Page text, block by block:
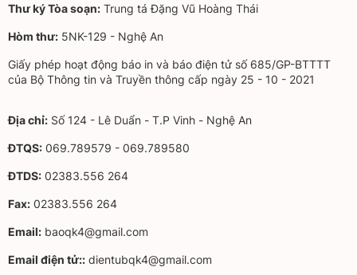
Thư ký Tòa soạn: Trung tá Đặng Vũ Hoàng Thái
Hòm thư: 5NK-129 - Nghệ An
Giấy phép hoạt động báo in và báo điện tử số 685/GP-BTTTT
của Bộ Thông tin và Truyền thông cấp ngày 25 - 10 - 2021
Địa chỉ: Số 124 - Lê Duẩn - T.P Vinh - Nghệ An
ĐTQS: 069.789579 - 069.789580
ĐTDS: 02383.556 264
Fax: 02383.556 264
Email: baoqk4@gmail.com
Email điện tử:: dientubqk4@gmail.com